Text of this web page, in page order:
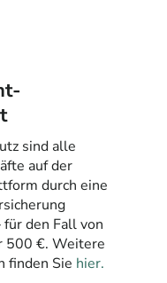
sind alle
auf der
durch eine
für den Fall von
500 €. Weitere
finden Sie hier.